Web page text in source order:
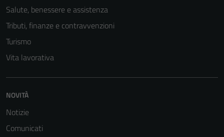
Salute, benessere e assistenza
Tributi, finanze e contravvenzioni
Turismo
Vita lavorativa
NOVITÀ
Notizie
Comunicati
Questi cookie